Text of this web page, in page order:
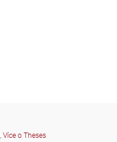
, Více o Theses